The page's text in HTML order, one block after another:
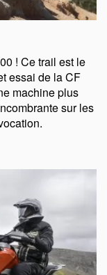
! Ce trail est le
essai de la CF
machine plus
sur les